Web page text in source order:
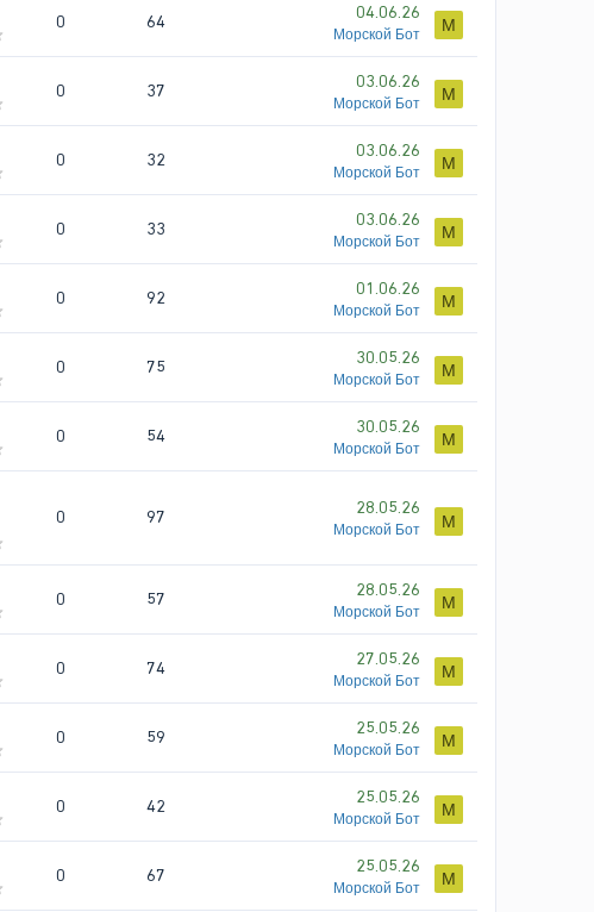
0 64 04.06.26
Морской Бот М
0 37 03.06.26
Морской Бот М
0 32 03.06.26
Морской Бот М
0 33 03.06.26
Морской Бот М
0 92 01.06.26
Морской Бот М
0 75 30.05.26
Морской Бот М
0 54 30.05.26
Морской Бот М
0 97 28.05.26
Морской Бот М
0 57 28.05.26
Морской Бот М
0 74 27.05.26
Морской Бот М
0 59 25.05.26
Морской Бот М
0 42 25.05.26
Морской Бот М
0 67 25.05.26
Морской Бот М